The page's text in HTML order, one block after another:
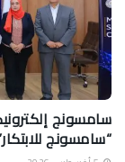
سامسونج
“سامسونج